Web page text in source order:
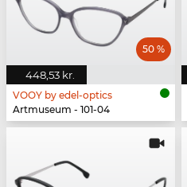
448,53 kr.
50 %
VOOY by edel-optics
Artmuseum - 101-04